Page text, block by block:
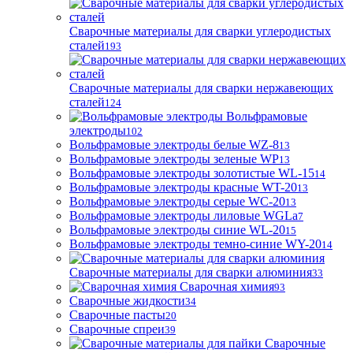
Сварочные материалы для сварки углеродистых
сталей193
Сварочные материалы для сварки нержавеющих
сталей124
Вольфрамовые
электроды102
Вольфрамовые электроды белые WZ-813
Вольфрамовые электроды зеленые WP13
Вольфрамовые электроды золотистые WL-1514
Вольфрамовые электроды красные WT-2013
Вольфрамовые электроды серые WC-2013
Вольфрамовые электроды лиловые WGLa7
Вольфрамовые электроды синие WL-2015
Вольфрамовые электроды темно-синие WY-2014
Сварочные материалы для сварки алюминия33
Сварочная химия93
Сварочные жидкости34
Сварочные пасты20
Сварочные спреи39
Сварочные